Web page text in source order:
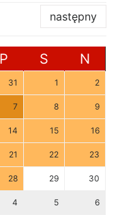
następny
P S N
31 1 2
7 8 9
14 15 16
21 22 23
28 29 30
4 5 6